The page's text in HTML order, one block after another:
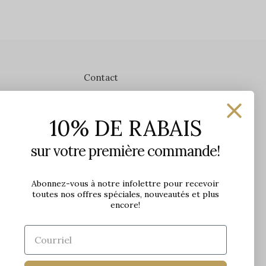
Contact
1650 avenue Jules-Verne, Local 103
G2G 2R1, Québec, Canada
Lundi: 9h - 17h
Mardi: 9h - 17h
Mercredi: 9h - 18h
Jeudi: 9h - 21h
Samedi: 9h à 17h
10% DE RABAIS
sur votre première commande!
Abonnez-vous à notre infolettre pour recevoir
toutes nos offres spéciales, nouveautés et plus
encore!